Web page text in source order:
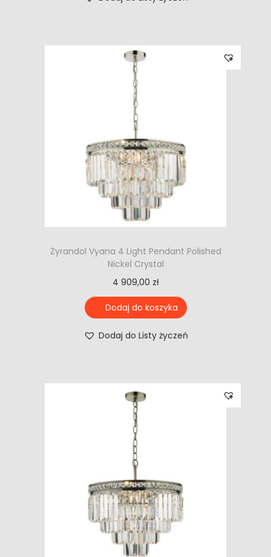
Żyrandol Vyana 4 Light Pendant Polished
Nickel Crystal
4 909,00 zł
Dodaj do koszyka
Dodaj do Listy życzeń